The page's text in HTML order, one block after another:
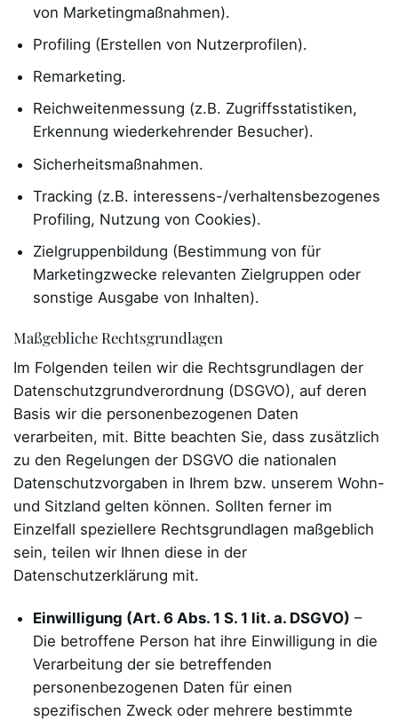
von Marketingmaßnahmen).
Profiling (Erstellen von Nutzerprofilen).
Remarketing.
Reichweitenmessung (z.B. Zugriffsstatistiken,
Erkennung wiederkehrender Besucher).
Sicherheitsmaßnahmen.
Tracking (z.B. interessens-/verhaltensbezogenes
Profiling, Nutzung von Cookies).
Zielgruppenbildung (Bestimmung von für
Marketingzwecke relevanten Zielgruppen oder
sonstige Ausgabe von Inhalten).
Maßgebliche Rechtsgrundlagen
Im Folgenden teilen wir die Rechtsgrundlagen der
Datenschutzgrundverordnung (DSGVO), auf deren
Basis wir die personenbezogenen Daten
verarbeiten, mit. Bitte beachten Sie, dass zusätzlich
zu den Regelungen der DSGVO die nationalen
Datenschutzvorgaben in Ihrem bzw. unserem Wohn-
und Sitzland gelten können. Sollten ferner im
Einzelfall speziellere Rechtsgrundlagen maßgeblich
sein, teilen wir Ihnen diese in der
Datenschutzerklärung mit.
Einwilligung (Art. 6 Abs. 1 S. 1 lit. a. DSGVO) –
Die betroffene Person hat ihre Einwilligung in die
Verarbeitung der sie betreffenden
personenbezogenen Daten für einen
spezifischen Zweck oder mehrere bestimmte